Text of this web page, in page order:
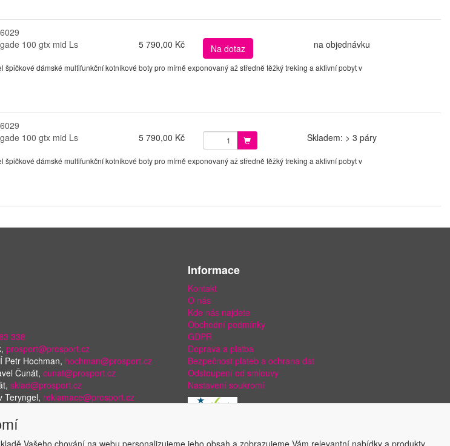
100 gtx mid Ls
5 790,00 Kč Na dotaz na objednávku
špičkové dámské multifunkční kotníkové boty pro mírně exponovaný až středně těžký treking a aktivní pobyt v
100 gtx mid Ls
5 790,00 Kč Skladem: > 3 páry
špičkové dámské multifunkční kotníkové boty pro mírně exponovaný až středně těžký treking a aktivní pobyt v
338
prosport@prosport.cz
Petr Hochman, hochman@prosport.cz
Čunát, cunat@prosport.cz
sklad@prosport.cz
Teryngel, reklamace@prosport.cz
Informace
Kontakt
O nás
Kde nás najdete
Obchodní podmínky
GDPR
Doprava a platba
Bezpečnost plateb a ochrana dat
Odstoupení od smlouvy
Nastavení soukromí
Vašeho chování na webu personalizujeme jeho obsah a zobrazujeme Vám relevantní nabídky a produkty.